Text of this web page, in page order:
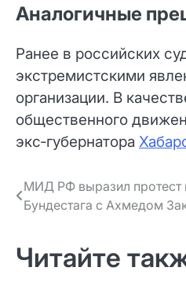
Аналогичные
Ранее в российских
экстремистскими
организации. В
общественного
экс‑губернатора
Навигация
по записям
МИД РФ выразил протест
Бундестага с Ахмедом
Читайте